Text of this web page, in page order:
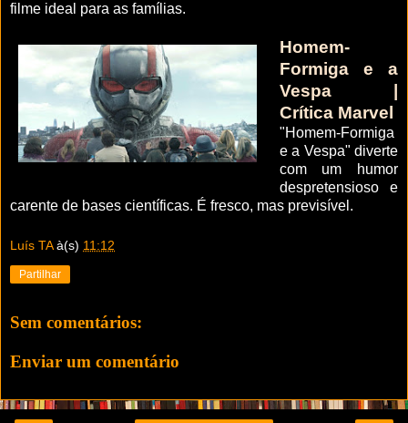
filme ideal para as famílias.
Homem-
Formiga e a
Vespa |
Crítica Marvel
"Homem-Formiga
e a Vespa" diverte
com um humor
despretensioso e
carente de bases científicas. É fresco, mas previsível.
Luís TA à(s) 11:12
Partilhar
Sem comentários:
Enviar um comentário